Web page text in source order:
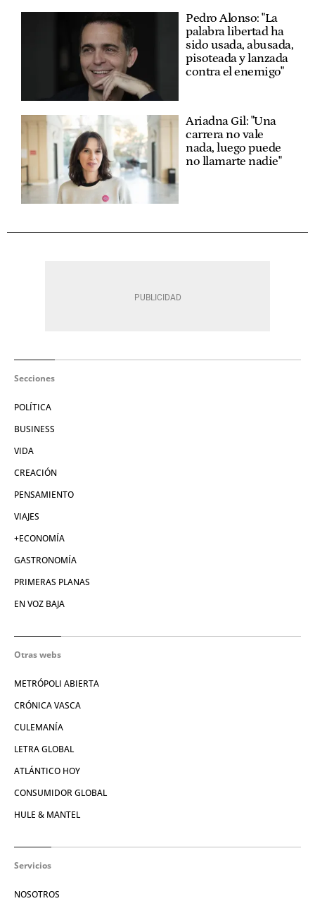
Pedro Alonso: "La
palabra libertad ha
sido usada, abusada,
pisoteada y lanzada
contra el enemigo"
Ariadna Gil: "Una
carrera no vale
nada, luego puede
no llamarte nadie"
Secciones
POLÍTICA
BUSINESS
VIDA
CREACIÓN
PENSAMIENTO
VIAJES
+ECONOMÍA
GASTRONOMÍA
PRIMERAS PLANAS
EN VOZ BAJA
Otras webs
METRÓPOLI ABIERTA
CRÓNICA VASCA
CULEMANÍA
LETRA GLOBAL
ATLÁNTICO HOY
CONSUMIDOR GLOBAL
HULE & MANTEL
Servicios
NOSOTROS